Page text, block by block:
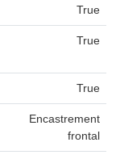
True
True
True
Encastrement
frontal